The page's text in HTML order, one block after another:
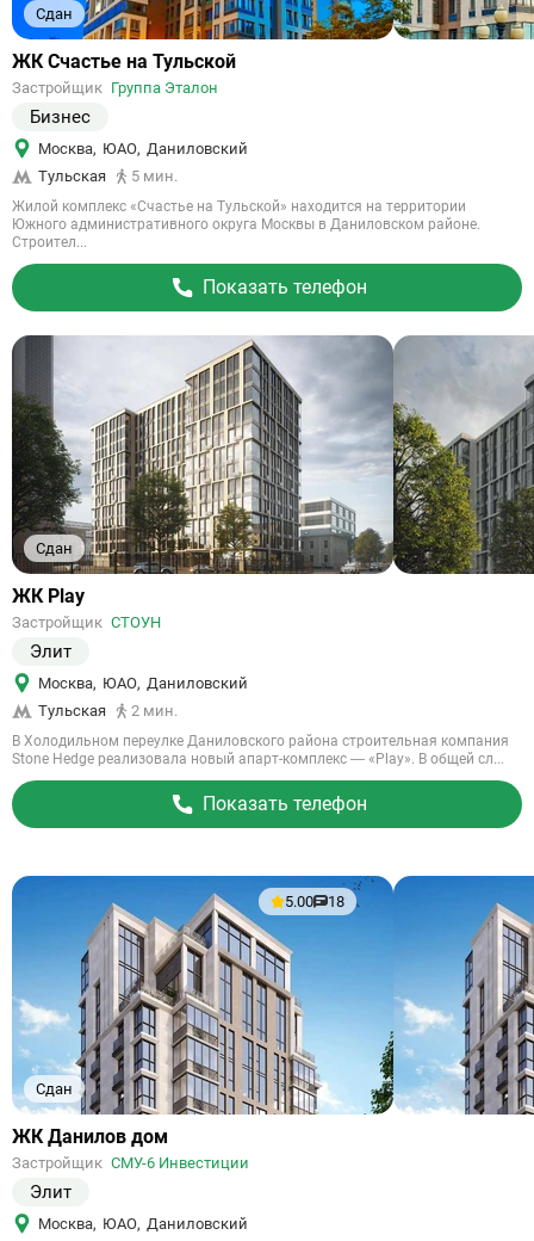
Сдан
Ссылка
объект
ЖК Счастье на Тульской
Застройщик Группа Эталон
Бизнес
Москва, ЮАО, Даниловский
Тульская
5 мин.
Жилой комплекс «Счастье на Тульской» находится на территории
Южного административного округа Москвы в Даниловском районе.
Строител...
Показать телефон
Сдан
Ссылка
объект
ЖК Play
Застройщик СТОУН
Элит
Москва, ЮАО, Даниловский
Тульская
2 мин.
В Холодильном переулке Даниловского района строительная компания
Stone Hedge реализовала новый апарт-комплекс — «Play». В общей сл...
Показать телефон
Сдан
5.00 18
Ссылка
объект
ЖК Данилов дом
Застройщик СМУ-6 Инвестиции
Элит
Москва, ЮАО, Даниловский